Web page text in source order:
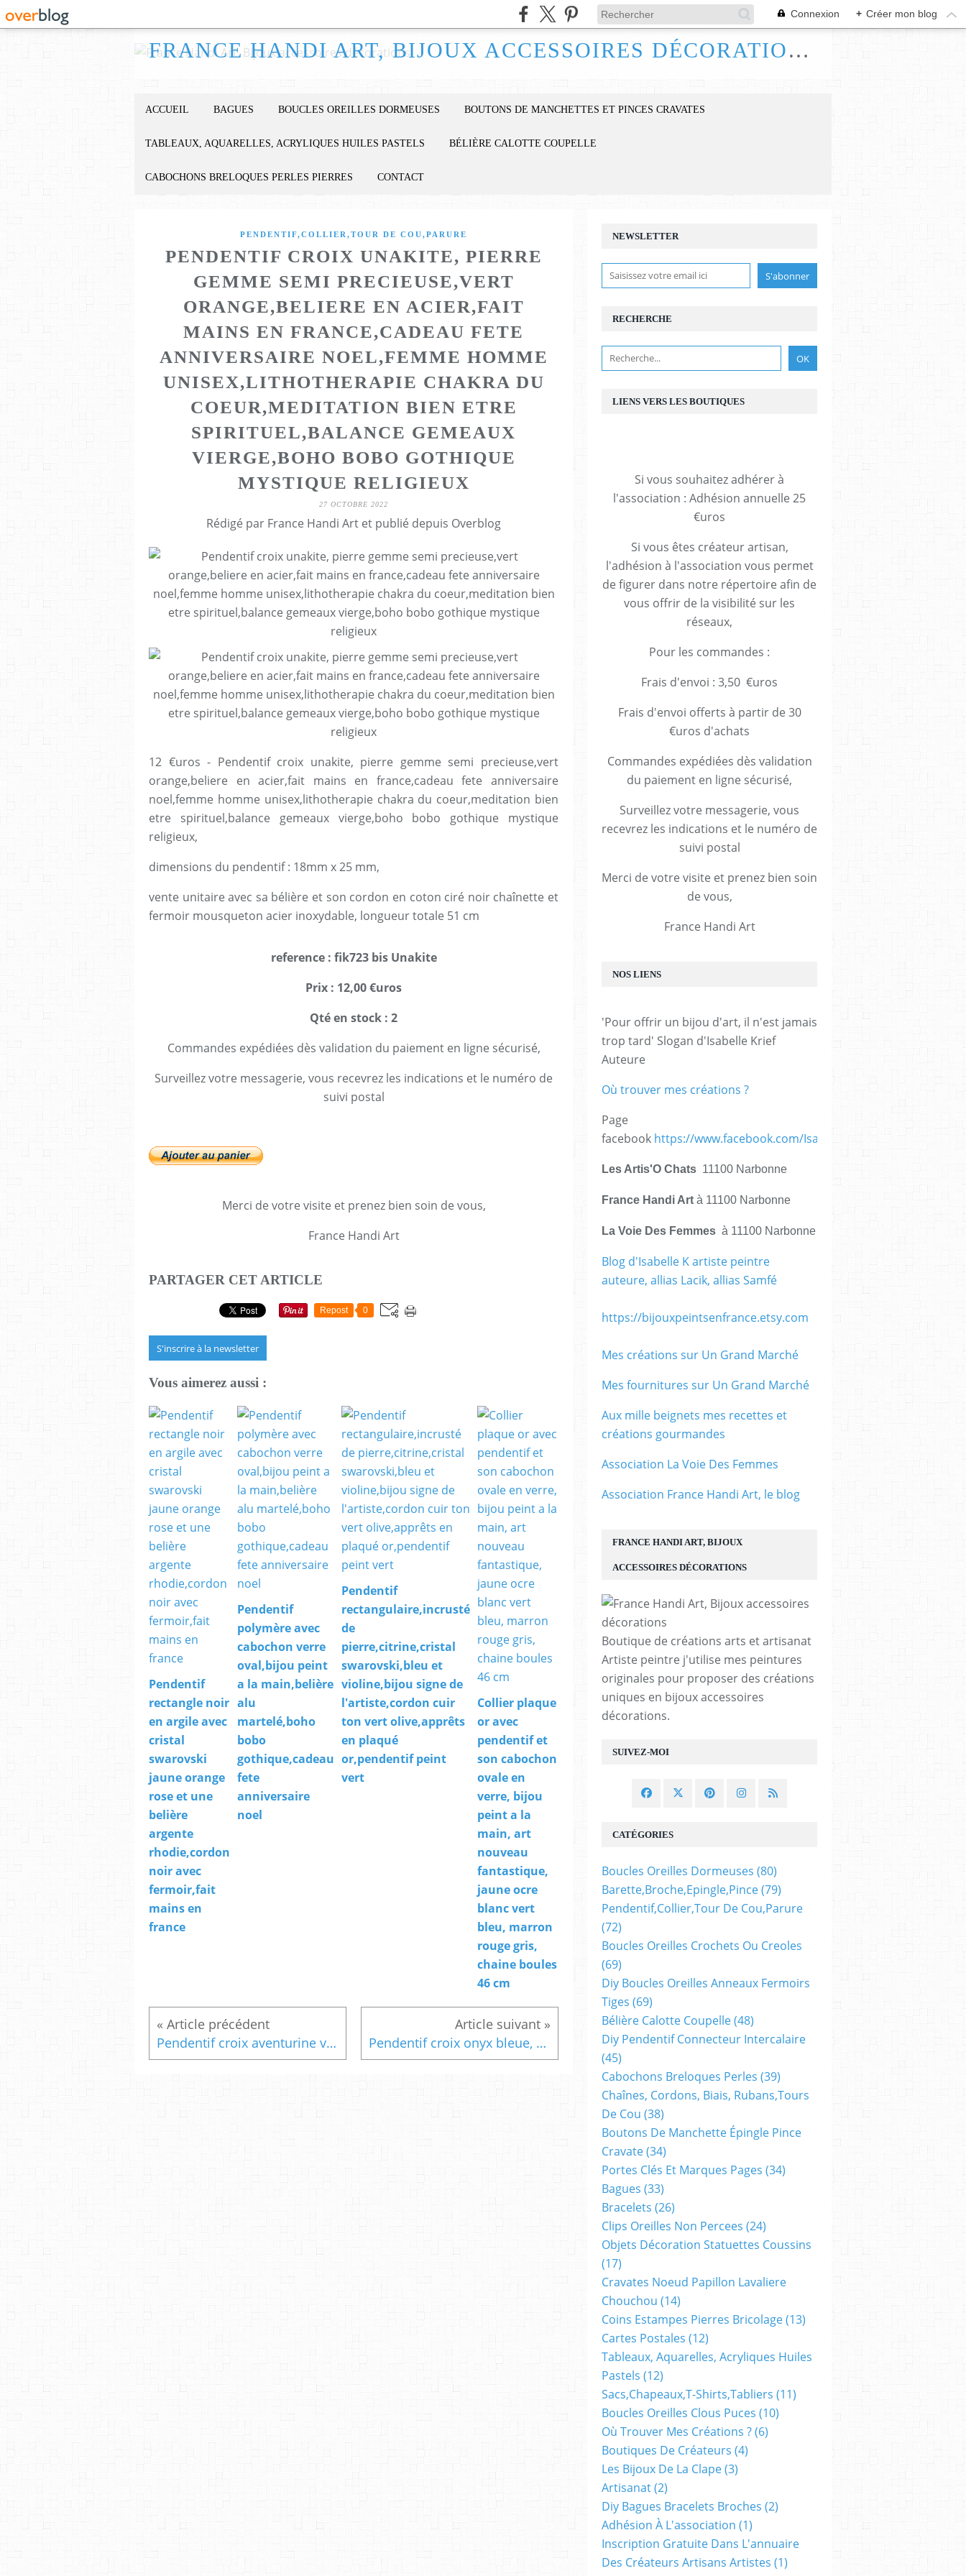
Connexion + Créer mon blog
FRANCE HANDI ART, BIJOUX ACCESSOIRES DÉCORATIONS
ACCUEIL BAGUES BOUCLES OREILLES DORMEUSES BOUTONS DE MANCHETTES ET PINCES CRAVATES
TABLEAUX, AQUARELLES, ACRYLIQUES HUILES PASTELS BÉLIÈRE CALOTTE COUPELLE
CABOCHONS BRELOQUES PERLES PIERRES CONTACT
PENDENTIF,COLLIER,TOUR DE COU,PARURE
PENDENTIF CROIX UNAKITE, PIERRE
GEMME SEMI PRECIEUSE,VERT
ORANGE,BELIERE EN ACIER,FAIT
MAINS EN FRANCE,CADEAU FETE
ANNIVERSAIRE NOEL,FEMME HOMME
UNISEX,LITHOTHERAPIE CHAKRA DU
COEUR,MEDITATION BIEN ETRE
SPIRITUEL,BALANCE GEMEAUX
VIERGE,BOHO BOBO GOTHIQUE
MYSTIQUE RELIGIEUX
27 OCTOBRE 2022
Rédigé par France Handi Art et publié depuis Overblog
12 €uros - Pendentif croix unakite, pierre gemme semi precieuse,vert
orange,beliere en acier,fait mains en france,cadeau fete anniversaire
noel,femme homme unisex,lithotherapie chakra du coeur,meditation bien
etre spirituel,balance gemeaux vierge,boho bobo gothique mystique
religieux,
dimensions du pendentif : 18mm x 25 mm,
vente unitaire avec sa bélière et son cordon en coton ciré noir chaînette et
fermoir mousqueton acier inoxydable, longueur totale 51 cm
reference : fik723 bis Unakite
Prix : 12,00 €uros
Qté en stock : 2
Commandes expédiées dès validation du paiement en ligne sécurisé,
Surveillez votre messagerie, vous recevrez les indications et le numéro de
suivi postal
Merci de votre visite et prenez bien soin de vous,
France Handi Art
PARTAGER CET ARTICLE
Repost 0
S'inscrire à la newsletter
Vous aimerez aussi :
Pendentif
rectangle noir
en argile avec
cristal
swarovski
jaune orange
rose et une
belière
argente
rhodie,cordon
noir avec
fermoir,fait
mains en
france
Pendentif
polymère avec
cabochon verre
oval,bijou peint
a la main,belière
alu
martelé,boho
bobo
gothique,cadeau
fete
anniversaire
noel
Pendentif
rectangulaire,incrusté
de
pierre,citrine,cristal
swarovski,bleu et
violine,bijou signe de
l'artiste,cordon cuir
ton vert olive,apprêts
en plaqué
or,pendentif peint
vert
Collier plaque
or avec
pendentif et
son cabochon
ovale en
verre, bijou
peint a la
main, art
nouveau
fantastique,
jaune ocre
blanc vert
bleu, marron
rouge gris,
chaine boules
46 cm
Pendentif croix aventurine verte,quartz pierre fine semi precieuse,beliere en acier,fait mains en france,cadeau fete anniversaire noel,femme homme unisex,lithotherapie chakra du coeur,meditation bien etre spirituel,taureau balance cancer,boho bobo gothique mystique religieux Pendentif croix onyx bleue, pierre fine semi precieuse,beliere en acier,fait mains en france,cadeau fete anniversaire noel,femme homme unisex,lithotherapie chakra energie,meditation bien etre spirituel,lion scorpion sagittaire capricorne,boho bobo gothique mystique religieux
NEWSLETTER
SUIVEZ-MOI
RECHERCHE
FRANCE HANDI ART, BIJOUX
ACCESSOIRES DÉCORATIONS
Boutique de créations arts et artisanat
Artiste peintre j'utilise mes peintures
originales pour proposer des créations
uniques en bijoux accessoires
décorations.
CATÉGORIES
Boucles Oreilles Dormeuses (80)
Barette,broche,epingle,pince(79)
Pendentif,collier,tour De Cou,parure
(72)
Boucles Oreilles Crochets Ou Creoles
(69)
Diy Boucles Oreilles Anneaux Fermoirs
Tiges (69)
Bélière Calotte Coupelle(48)
Diy Pendentif Connecteur Intercalaire
(45)
Cabochons Breloques Perles (39)
Chaînes, Cordons, Biais, Rubans,tours
De Cou (38)
Boutons De Manchette Épingle Pince
Cravate(34)
Portes Clés Et Marques Pages (34)
Bagues (33)
Bracelets (26)
Clips Oreilles Non Percees (24)
Objets Décoration Statuettes Coussins
(17)
Cravates Noeud Papillon Lavaliere
Chouchou (14)
Coins Estampes Pierres Bricolage(13)
Cartes Postales (12)
Tableaux, Aquarelles, Acryliques Huiles
Pastels (12)
Sacs,chapeaux,t-Shirts,tabliers (11)
Boucles Oreilles Clous Puces (10)
Où Trouver Mes Créations ?(6)
Boutiques De Créateurs (4)
Les Bijoux De La Clape(3)
Artisanat(2)
Diy Bagues Bracelets Broches (2)
Adhésion À L'association (1)
Inscription Gratuite Dans L'annuaire
Des Créateurs Artisans Artistes (1)
LIENS VERS LES BOUTIQUES
Si vous souhaitez adhérer à
l'association : Adhésion annuelle 25
€uros
Si vous êtes créateur artisan,
l'adhésion à l'association vous permet
de figurer dans notre répertoire afin de
vous offrir de la visibilité sur les
réseaux,
Pour les commandes :
Frais d'envoi : 3,50 €uros
Frais d'envoi offerts à partir de 30
€uros d'achats
Commandes expédiées dès validation
du paiement en ligne sécurisé,
Surveillez votre messagerie, vous
recevrez les indications et le numéro de
suivi postal
Merci de votre visite et prenez bien soin
de vous,
France Handi Art
NOS LIENS
'Pour offrir un bijou d'art, il n'est jamais
trop tard' Slogan d'Isabelle Krief
Auteure
Où trouver mes créations ?
Page
facebook https://www.facebook.com/IsabelleKrief.ArtistePeintre/
Les Artis'O Chats 11100 Narbonne
France Handi Art à 11100 Narbonne
La Voie Des Femmes à 11100 Narbonne
Blog d'Isabelle K artiste peintre
auteure, allias Lacik, allias Samfé
https://bijouxpeintsenfrance.etsy.com
Mes créations sur Un Grand Marché
Mes fournitures sur Un Grand Marché
Aux mille beignets mes recettes et
créations gourmandes
Association La Voie Des Femmes
Association France Handi Art, le blog